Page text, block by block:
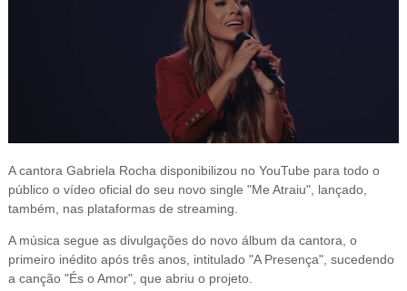
A cantora Gabriela Rocha disponibilizou no YouTube para todo o
público o vídeo oficial do seu novo single "Me Atraiu", lançado,
também, nas plataformas de streaming.
A música segue as divulgações do novo álbum da cantora, o
primeiro inédito após três anos, intitulado "A Presença", sucedendo
a canção "És o Amor", que abriu o projeto.